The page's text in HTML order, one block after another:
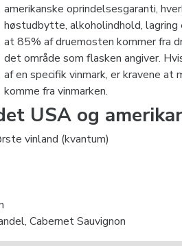
amerikanske oprindelsesgaranti,
høstudbytte, alkoholindhold, lagring
at 85% af druemosten kommer fra
det område som flasken angiver.
af en specifik vinmark, er kravene at
komme fra vinmarken.
USA og
vinland (kvantum)
Cabernet Sauvignon